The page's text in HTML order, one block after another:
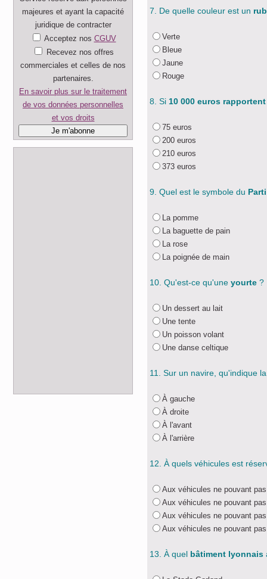
majeures et ayant la capacité
juridique de contracter
Acceptez nos CGUV
Recevez nos offres
commerciales et celles de nos
partenaires.
En savoir plus sur le traitement
de vos données personnelles
et vos droits
7. De quelle couleur est un
Verte
Bleue
Jaune
Rouge
8. Si 10 000 euros
75 euros
200 euros
210 euros
373 euros
9. Quel est le symbole du
La pomme
La baguette de pain
La rose
La poignée de main
10. Qu'est-ce qu'une yourte ?
Un dessert au lait
Une tente
Un poisson volant
Une danse celtique
11. Sur un navire, qu'indique
À gauche
À droite
À l'avant
À l'arrière
12. À quels véhicules est
Aux véhicules ne pouvant
Aux véhicules ne pouvant
Aux véhicules ne pouvant
Aux véhicules ne pouvant
13. À quel bâtiment lyonnais